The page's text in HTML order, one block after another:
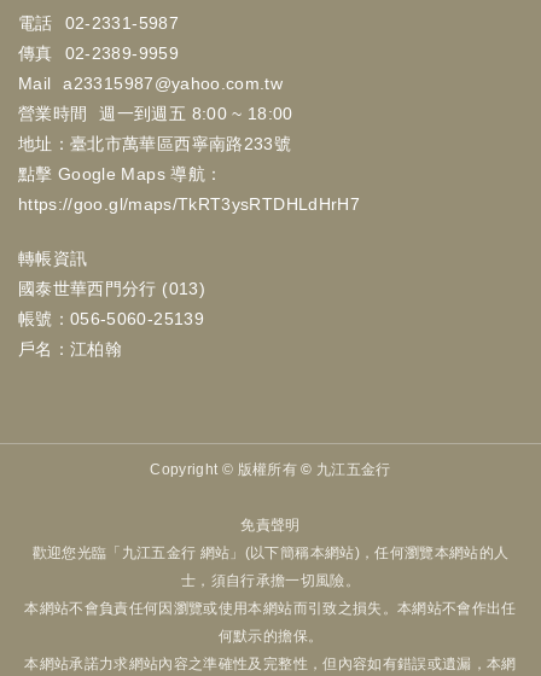
電話
02-2331-5987
傳真
02-2389-9959
Mail
a23315987@yahoo.com.tw
營業時間
週一到週五 8:00 ~ 18:00
地址：臺北市萬華區西寧南路233號
點擊 Google Maps 導航：
https://goo.gl/maps/TkRT3ysRTDHLdHrH7
轉帳資訊
國泰世華西門分行 (013)
帳號：056-5060-25139
戶名：江柏翰
Copyright © 版權所有 © 九江五金行
免責聲明
歡迎您光臨「九江五金行 網站」(以下簡稱本網站)，任何瀏覽本網站的人
士，須自行承擔一切風險。
本網站不會負責任何因瀏覽或使用本網站而引致之損失。本網站不會作出任
何默示的擔保。
本網站承諾力求網站內容之準確性及完整性，但內容如有錯誤或遺漏，本網